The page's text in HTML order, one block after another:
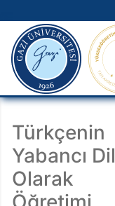
Ana Menü
gazi.edu.tr
Türkçenin
Yabancı Dil
Olarak